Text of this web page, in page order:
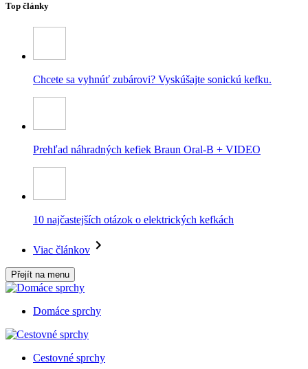
Top články
Chcete sa vyhnúť zubárovi? Vyskúšajte sonickú kefku.
Prehľad náhradných kefiek Braun Oral-B + VIDEO
10 najčastejších otázok o elektrických kefkách
Viac článkov
Přejít na menu
Domáce sprchy
Cestovné sprchy